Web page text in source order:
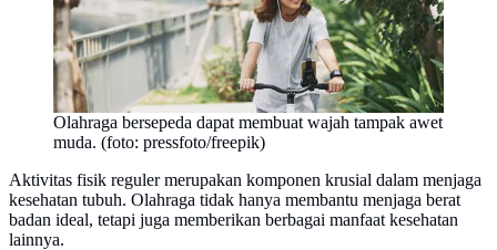
Olahraga bersepeda dapat membuat wajah tampak awet
muda. (foto: pressfoto/freepik)
Aktivitas fisik reguler merupakan komponen krusial dalam menjaga
kesehatan tubuh. Olahraga tidak hanya membantu menjaga berat
badan ideal, tetapi juga memberikan berbagai manfaat kesehatan
lainnya.